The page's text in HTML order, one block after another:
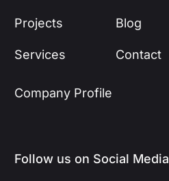
Projects
Services
Blog
Contact
Company Profile
Follow us on Social Media